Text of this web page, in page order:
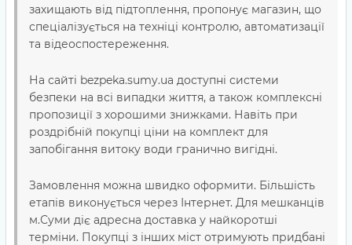
захищають від підтоплення, пропонує магазин, що
спеціалізується на техніці контролю, автоматизації
та відеоспостереження.
На сайті bezpeka.sumy.ua доступні системи
безпеки на всі випадки життя, а також комплексні
пропозиції з хорошими знижками. Навіть при
роздрібній покупці ціни на комплект для
запобігання витоку води гранично вигідні.
Замовлення можна швидко оформити. Більшість
етапів виконується через Інтернет. Для мешканців
м.Суми діє адресна доставка у найкоротші
терміни. Покупці з інших міст отримують придбані